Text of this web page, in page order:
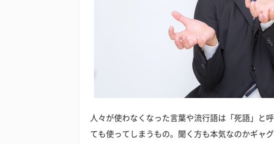
人々が使わなくなった言葉や流行語は「死語」と
ても使ってしまうもの。聞く方も本気なのかギャ